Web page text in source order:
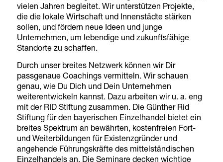
vielen Jahren begleitet. Wir unterstützen Projekte,
die die lokale Wirtschaft und Innenstädte stärken
sollen, und fördern neue Ideen und junge
Unternehmen, um lebendige und zukunftsfähige
Standorte zu schaffen.
Durch unser breites Netzwerk können wir Dir
passgenaue Coachings vermitteln. Wir schauen
genau, wie Du Dich und Dein Unternehmen
weiterentwickeln kannst. Dazu arbeiten wir u. a. eng
mit der RID Stiftung zusammen. Die Günther Rid
Stiftung für den bayerischen Einzelhandel bietet ein
breites Spektrum an bewährten, kostenfreien Fort-
und Weiterbildungen für Existenzgründer und
angehende Führungskräfte des mittelständischen
Einzelhandels an. Die Seminare decken wichtige